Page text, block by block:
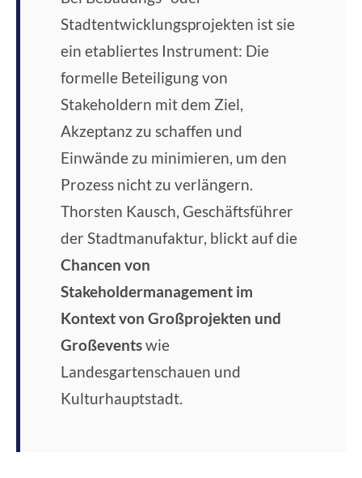
Stadtentwicklungsprojekten ist sie
ein etabliertes Instrument: Die
formelle Beteiligung von
Stakeholdern mit dem Ziel,
Akzeptanz zu schaffen und
Einwände zu minimieren, um den
Prozess nicht zu verlängern.
Thorsten Kausch, Geschäftsführer
der Stadtmanufaktur, blickt auf die
Chancen von
Stakeholdermanagement im
Kontext von Großprojekten und
Großeventswie
Landesgartenschauen und
Kulturhauptstadt.